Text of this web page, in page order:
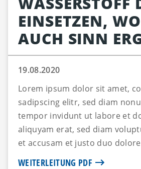
EINSETZEN,
AUCH SINN
19.08.2020
Lorem ipsum dolor sit amet,
sadipscing elitr, sed diam
tempor invidunt ut labore et
aliquyam erat, sed diam
et accusam et justo duo
WEITERLEITUNG PDF